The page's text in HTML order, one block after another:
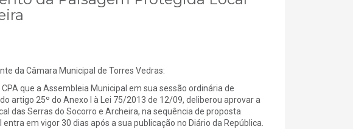
da Câmara Municipal de Torres Vedras:
que a Assembleia Municipal em sua sessão ordinária de
artigo 25º do Anexo I à Lei 75/2013 de 12/09, deliberou aprovar a
das Serras do Socorro e Archeira, na sequência de proposta
em vigor 30 dias após a sua publicação no Diário da República.